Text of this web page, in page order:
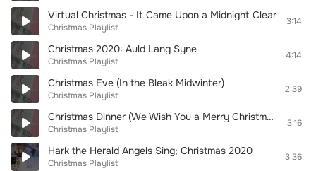
Virtual Christmas - It Came Upon a Midnight Clear
Christmas Playlist
3:14
Christmas 2020: Auld Lang Syne
Christmas Playlist
4:14
Christmas Eve (In the Bleak Midwinter)
Christmas Playlist
2:39
Christmas Dinner (We Wish You a Merry Christmas)
Christmas Playlist
3:16
Hark the Herald Angels Sing; Christmas 2020
Christmas Playlist
3:36